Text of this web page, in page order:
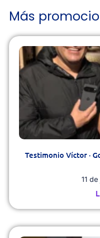
Más
Testimonio Víctor ·
11